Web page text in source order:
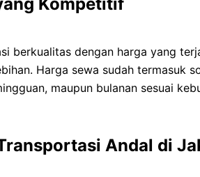
berkualitas dengan harga yang
Harga sewa sudah termasuk
maupun bulanan sesuai
Andal di